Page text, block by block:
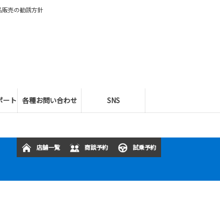
ート 各種お問い合わせ SNS
販売の勧誘方針
店舗一覧 商談予約 試乗予約